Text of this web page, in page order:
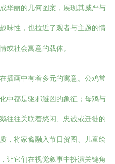
华丽的几何图案，展现其威严与
味性，也拉近了观者与主题的情
或社会寓意的载体。
插画中有着多元的寓意。公鸡常
中都是驱邪避凶的象征；母鸡与
往往关联着悠闲、忠诚或迁徙的
，将家禽融入节日贺图、儿童绘
让它们在视觉叙事中扮演关键角